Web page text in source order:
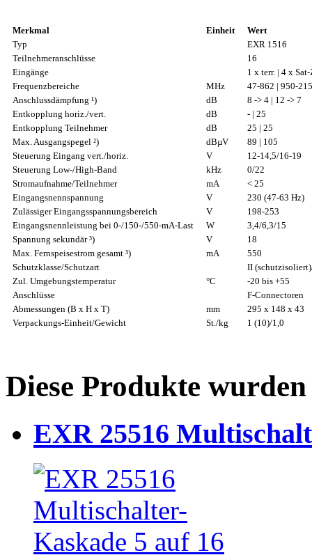
Merkmal Einheit
Wert
Typ
EXR 1516
Teilnehmeranschlüsse
16
Eingänge
1 x terr. | 4 x
Frequenzbereiche
MHz
47-862 | 950-
Anschlussdämpfung ¹)
dB
8 -> 4 | 12 -> 7
Entkopplung horiz./vert.
dB
- | 25
Entkopplung Teilnehmer
dB
25 | 25
Max. Ausgangspegel ²)
dBµV
89 | 105
Steuerung Eingang vert./horiz.
V
12-14,5/16-19
Steuerung Low-/High-Band
kHz
0/22
Stromaufnahme/Teilnehmer
mA
< 25
Eingangsnennspannung
V
230 (47-63 Hz)
Zulässiger Eingangsspannungsbereich
V
198-253
Eingangsnennleistung bei 0-/150-/550-mA-Last
W
3,4/6,3/15
Spannung sekundär ³)
V
18
Max. Fernspeisestrom gesamt ³)
mA
550
Schutzklasse/Schutzart
II
Zul. Umgebungstemperatur
°C
-20 bis +55
Anschlüsse
F-Connectoren
Abmessungen (B x H x T)
mm
295 x 148 x 43
Verpackungs-Einheit/Gewicht
St./kg 1 (10)/1,0
Diese Produkte
EXR 25516